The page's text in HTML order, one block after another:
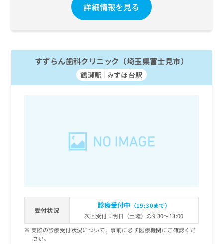
詳細情報を見る
すずらん歯科クリニック（埼玉県富士見市）
鶴瀬駅 みずほ台駅
受付状況
診療受付中 （19:30まで）
次回受付：明日（土曜）の9:30～13:00
実際の診療受付状況について、事前に必ず医療機関にご確認くだ
さい。